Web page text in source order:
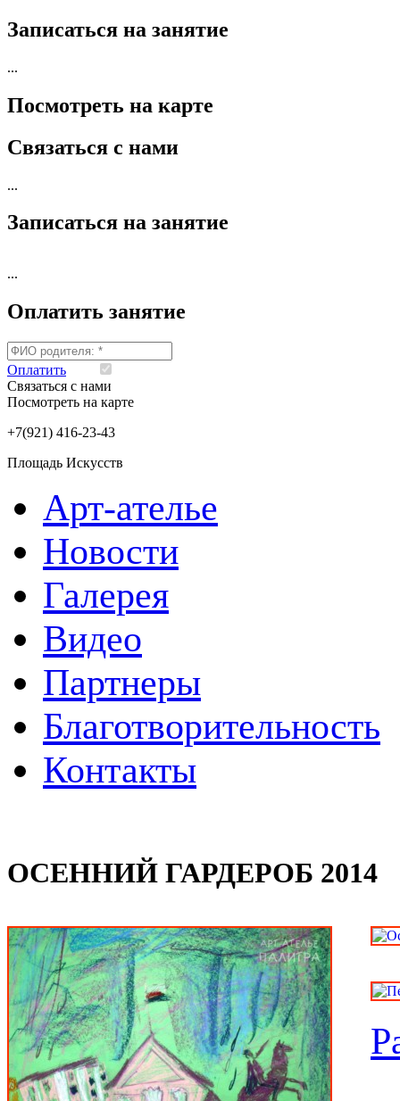
Записаться на занятие
...
Посмотреть на карте
Связаться с нами
...
Записаться на занятие
...
Оплатить занятие
Оплатить
Связаться с нами
Посмотреть на карте
+7(921) 416-23-43
Площадь Искусств
Арт-ателье
Новости
Галерея
Видео
Партнеры
Благотворительность
Контакты
ОСЕННИЙ ГАРДЕРОБ 2014